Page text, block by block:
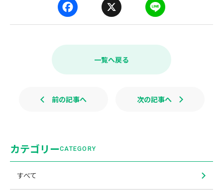
a
e
k
i
e
一覧へ戻る
前の記事へ 次の記事へ
カテゴリーCATEGORY
すべて